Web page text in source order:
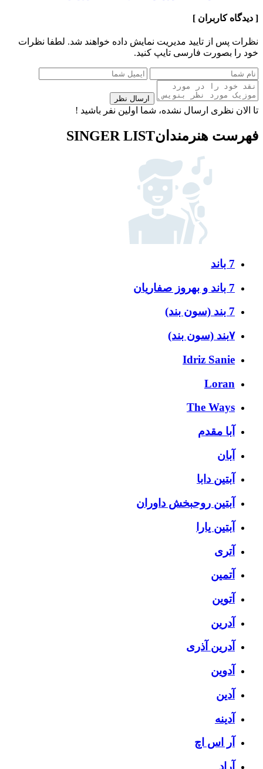
[ دیدگاه کاربران ]
نظرات پس از تایید مدیریت نمایش داده خواهند شد. لطفا نظرات
خود را بصورت فارسی تایپ کنید.
ارسال نظر
تا الان نظری ارسال نشده، شما اولین نفر باشید !
فهرست هنرمندانSINGER LIST
7 باند
7 باند و بهروز صفاریان
7 بند (سون بند)
۷بند (سون بند)
Idriz Sanie
Loran
The Ways
آبا مقدم
آبان
آبتین دابا
آبتین روحبخش داوران
آبتین یارا
آتری
آتمین
آتوین
آدرین
آدرین آذری
آدوین
آدین
آدینه
آر اس اچ
آراد